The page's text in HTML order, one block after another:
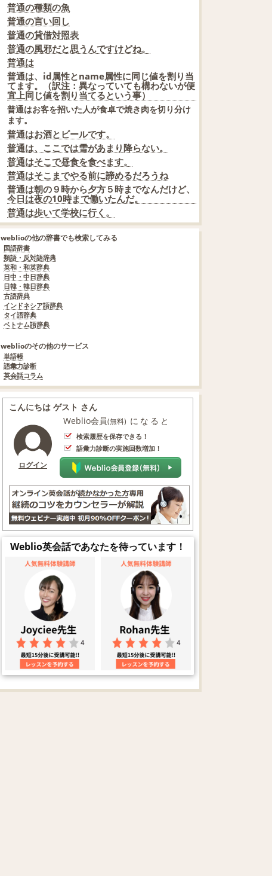
普通の種類の魚
普通の言い回し
普通の貸借対照表
普通の風邪だと思うんですけどね。
普通は
普通は、id属性とname属性に同じ値を割り当
てます。（訳注：異なっていても構わないが便
宜上同じ値を割り当てるという事）
普通はお客を招いた人が食卓で焼き肉を切り分け
ます。
普通はお酒とビールです。
普通は、ここでは雪があまり降らない。
普通はそこで昼食を食べます。
普通はそこまでやる前に諦めるだろうね
普通は朝の９時から夕方５時までなんだけど、
今日は夜の10時まで働いたんだ。
普通は歩いて学校に行く。
weblioの他の辞書でも検索してみる
国語辞書
類語・反対語辞典
英和・和英辞典
日中・中日辞典
日韓・韓日辞典
古語辞典
インドネシア語辞典
タイ語辞典
ベトナム語辞典
weblioのその他のサービス
単語帳
語彙力診断
英会話コラム
こんにちは ゲスト さん
ログイン
Weblio会員(無料) になると
検索履歴を保存できる！
語彙力診断の実施回数増加！
Weblio英会話であなたを待っています！